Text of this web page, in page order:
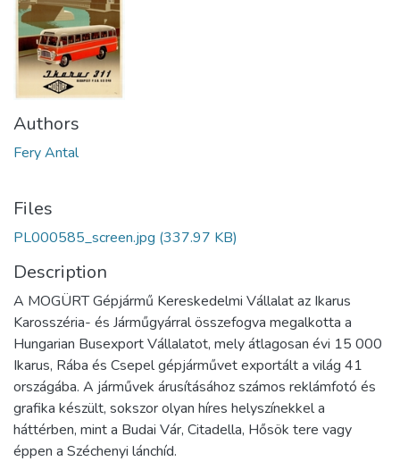
Authors
Fery Antal
Files
PL000585_screen.jpg (337.97 KB)
Description
A MOGÜRT Gépjármű Kereskedelmi Vállalat az Ikarus
Karosszéria- és Járműgyárral összefogva megalkotta a
Hungarian Busexport Vállalatot, mely átlagosan évi 15 000
Ikarus, Rába és Csepel gépjárművet exportált a világ 41
országába. A járművek árusításához számos reklámfotó és
grafika készült, sokszor olyan híres helyszínekkel a
háttérben, mint a Budai Vár, Citadella, Hősök tere vagy
éppen a Széchenyi lánchíd.